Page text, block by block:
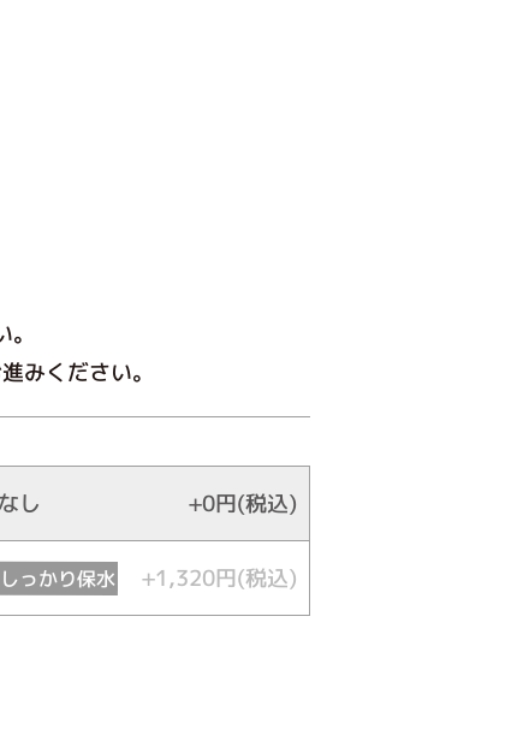
みください。
なし +0円(税込)
しっかり保水 +1,320円(税込)